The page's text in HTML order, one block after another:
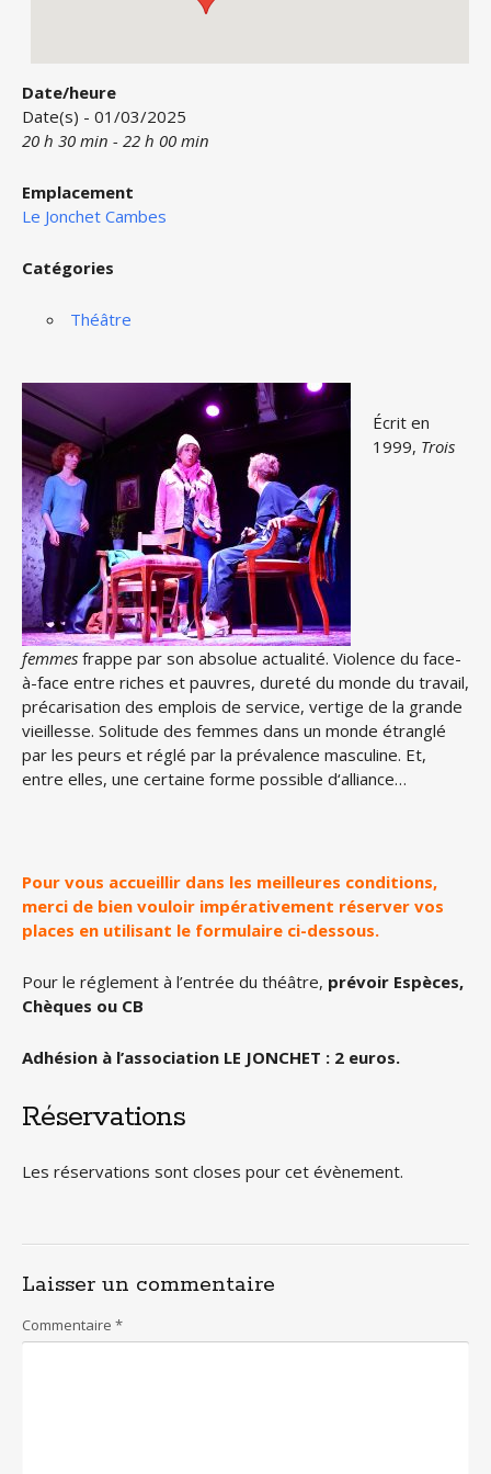
Date/heure
Date(s) - 01/03/2025
20 h 30 min - 22 h 00 min
Emplacement
Le Jonchet Cambes
Catégories
Théâtre
Écrit en
1999, Trois
femmes frappe par son absolue actualité. Violence du face-
à-face entre riches et pauvres, dureté du monde du travail,
précarisation des emplois de service, vertige de la grande
vieillesse. Solitude des femmes dans un monde étranglé
par les peurs et réglé par la prévalence masculine. Et,
entre elles, une certaine forme possible d‘alliance…
Pour vous accueillir dans les meilleures conditions,
merci de bien vouloir impérativement réserver vos
places en utilisant le formulaire ci-dessous.
Pour le réglement à l’entrée du théâtre, prévoir Espèces,
Chèques ou CB
Adhésion à l’association LE JONCHET : 2 euros.
Réservations
Les réservations sont closes pour cet évènement.
Laisser un commentaire
Commentaire *